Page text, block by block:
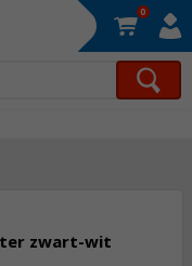
0
zwart-wit